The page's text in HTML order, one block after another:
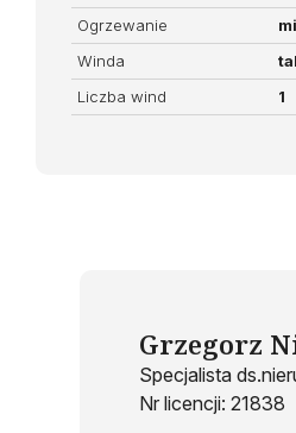
Ogrzewanie
Winda
Liczba wind
1
Grzegorz
Specjalista
Nr licencji: 21838